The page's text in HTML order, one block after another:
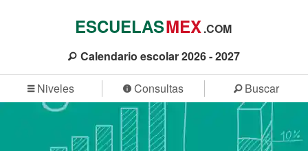
ESCUELASMEX.COM
Calendario escolar 2026 - 2027
Niveles Consultas Buscar